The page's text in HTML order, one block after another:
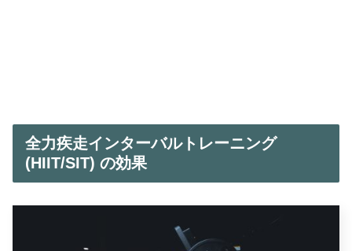
全力疾走インターバルトレーニング
(HIIT/SIT) の効果